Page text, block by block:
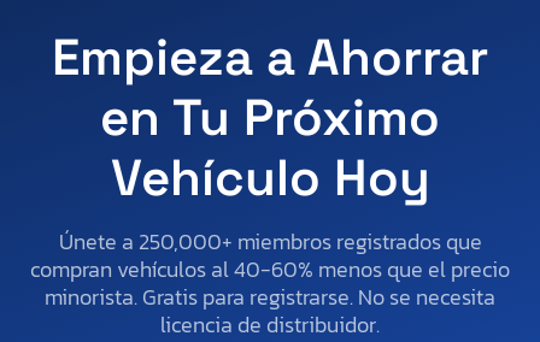
Empieza a Ahorrar
en Tu Próximo
Vehículo Hoy
Únete a 250,000+ miembros registrados que
compran vehículos al 40-60% menos que el precio
minorista. Gratis para registrarse. No se necesita
licencia de distribuidor.